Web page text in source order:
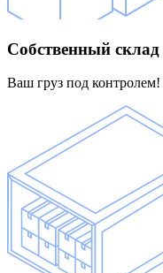
Собственный склад
Ваш груз под контролем!